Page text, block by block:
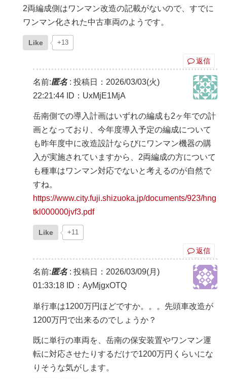
2両編成側はワンマン改造の記載がないので、すでに
ワンマン化された中古車両のようです。
Like +13
返信
名前:匿名: 投稿日：2026/03/03(火)
22:21:44 ID：UxMjE1MjA
岳南側での導入計画はいずれの編成も2ヶ年での計
画となっており、今年度導入予定の編成について
も昨年度中に改造設計ならびにワンマン機器の購
入が実施されていますから、2両編成の方について
も種車はワンマン対応でないと考えるのが自然で
すね。
https://www.city.fuji.shizuoka.jp/documents/923/hng
tkl000000jvf3.pdf
Like +11
返信
名前:匿名: 投稿日：2026/03/09(月)
01:33:18 ID：AyMjgxOTQ
単行車は1200万円ほどですか。。。先頭車改造が
1200万円で出来るのでしょうか？
既に単行の車両を、岳南の保安装置やワンマン運
転に対応させたりするだけで1200万円くらいにな
りそうな気がします。